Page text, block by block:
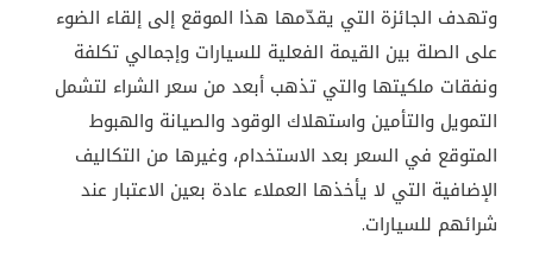
وتهدف الجائزة التي يقدّمها هذا الموقع إلى إلقاء الضوء
على الصلة بين القيمة الفعلية للسيارات وإجمالي تكلفة
ونفقات ملكيتها والتي تذهب أبعد من سعر الشراء لتشمل
التمويل والتأمين واستهلاك الوقود والصيانة والهبوط
المتوقع في السعر بعد الاستخدام، وغيرها من التكاليف
الإضافية التي لا يأخذها العملاء عادة بعين الاعتبار عند
شرائهم للسيارات.